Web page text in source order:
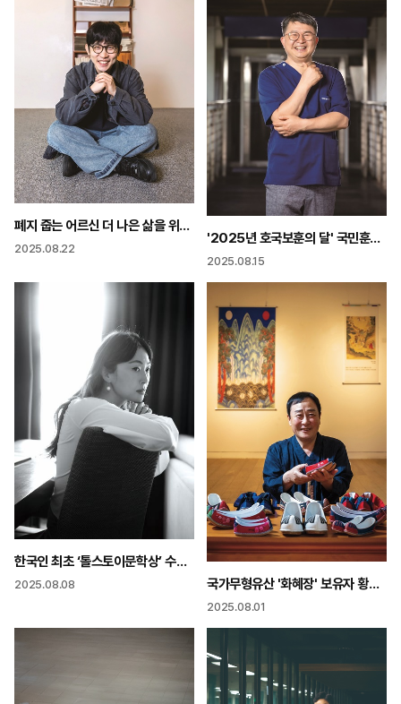
폐지 줍는 어르신 더 나은 삶을 위해! “폐지 비싸게 사서 예술작품으로”
2025.08.22
'2025년 호국보훈의 달' 국민훈장 동백장 수상 박윤규 치과 원장
2025.08.15
한국인 최초 ‘톨스토이문학상’ 수상 재미동포 김주혜 작가
2025.08.08 국가무형유산 '화혜장' 보유자 황해봉
2025.08.01